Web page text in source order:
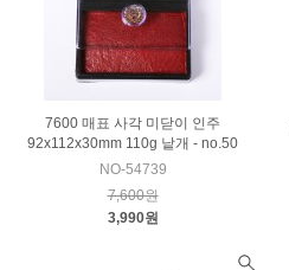
7600 매표 사각 미닫이 인주
92x112x30mm 110g 낱개 - no.50
NO-54739
7,600원
3,990원